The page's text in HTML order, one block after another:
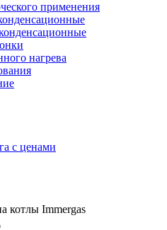
применения
нагрева
с ценами
котлы Immergas